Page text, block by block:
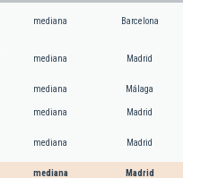
mediana Barcelona
mediana Madrid
mediana Málaga
mediana Madrid
mediana Madrid
mediana Madrid